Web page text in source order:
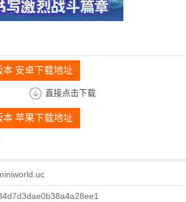
安卓下载地址
直接点击下载
苹果下载地址